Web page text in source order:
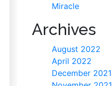
Miracle
Archives
August 2022
April 2022
December 2021